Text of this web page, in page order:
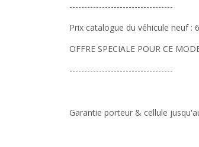
-----------------------------------
Prix catalogue du véhicule neuf :
OFFRE SPECIALE POUR CE
-----------------------------------
Garantie porteur & cellule